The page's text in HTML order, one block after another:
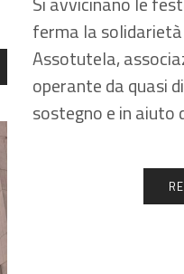
ferma la
Assotutela,
operante da quasi
sostegno e in aiuto